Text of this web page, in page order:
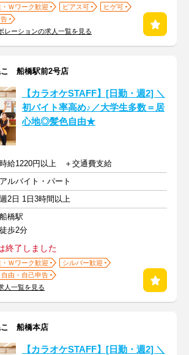
Ｗワーク歓迎 ピアス可
ヒゲ可
レーションの求人一覧を見る
こ 船橋駅前2号店
【カラオケSTAFF】[日勤・週2] ＼
初バイト率高め♪／大学生多数＝居
心地◎髪色自由★
時給1220円以上 ＋交通費支給
アルバイト・パート
週2日 1日3時間以上
船橋駅
徒歩2分
終了しました
Ｗワーク歓迎
シルバー歓迎
自由・自己申告
人一覧を見る
こ 船橋本店
【カラオケSTAFF】[日勤・週2] ＼